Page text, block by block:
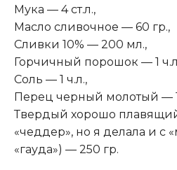
Мука — 4 ст.л.,
Масло сливочное — 60 гр.,
Сливки 10% — 200 мл.,
Горчичный порошок — 1
Соль — 1 ч.л.,
Перец черный молотый —
Твердый хорошо
«чеддер», но я делала и с
«гауда») — 250 гр.